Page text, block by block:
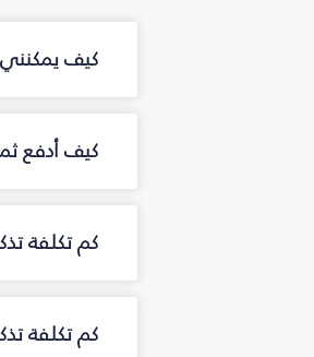
كيف
كيف أدفع
كم تكلفة
كم تكلفة